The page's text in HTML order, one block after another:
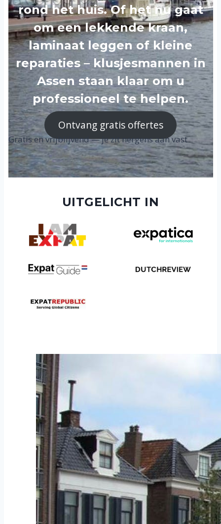
rond het huis. Of het nu gaat
om een lekkende kraan,
laminaat leggen of kleine
reparaties – klusjesmannen in
Assen staan klaar om u
professioneel te helpen.
Ontvang gratis offertes
Gratis en vrijblijvend — je zit nergens aan vast
UITGELICHT IN